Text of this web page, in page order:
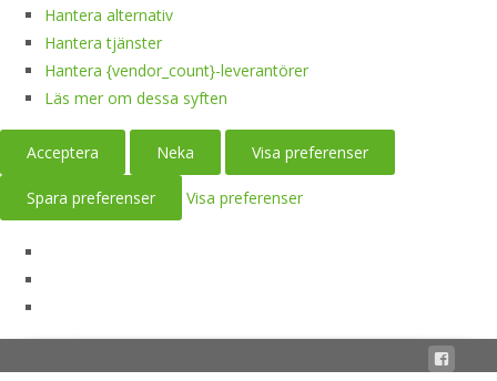
Hantera alternativ
Hantera tjänster
Hantera {vendor_count}-leverantörer
Läs mer om dessa syften
Acceptera Neka Visa preferenser
Spara preferenser Visa preferenser